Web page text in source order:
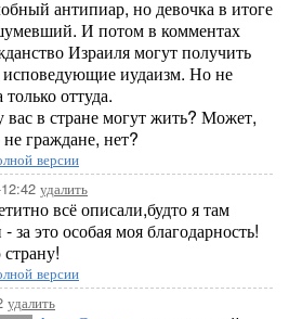
антипиар, но девочка в итоге
И потом в комментах
Израиля могут получить
исповедующие иудаизм. Но не
оттуда.
вас в стране могут жить? Может,
граждане, нет?
версии
удалить
всё описали,будто я там
это особая моя благодарность!
версии
удалить